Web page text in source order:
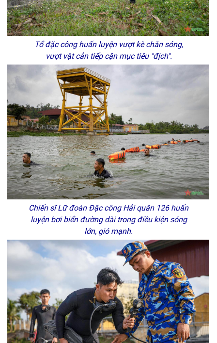
Tổ đặc công huấn luyện vượt kè chắn sóng,
vượt vật cản tiếp cận mục tiêu "địch".
Chiến sĩ Lữ đoàn Đặc công Hải quân 126 huấn
luyện bơi biển đường dài trong điều kiện sóng
lớn, gió mạnh.